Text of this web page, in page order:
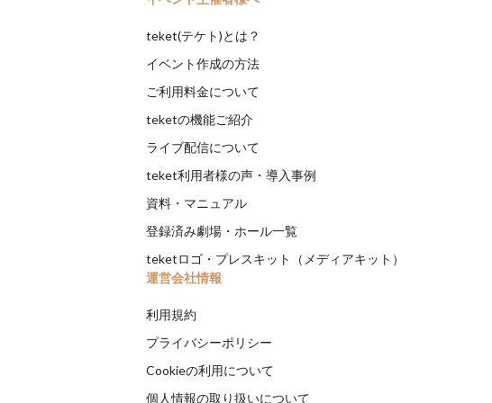
teket(テケト)とは？
イベント作成の方法
ご利用料金について
teketの機能ご紹介
ライブ配信について
teket利用者様の声・導入事例
資料・マニュアル
登録済み劇場・ホール一覧
teketロゴ・プレスキット（メディアキット）
運営会社情報
利用規約
プライバシーポリシー
Cookieの利用について
個人情報の取り扱いについて